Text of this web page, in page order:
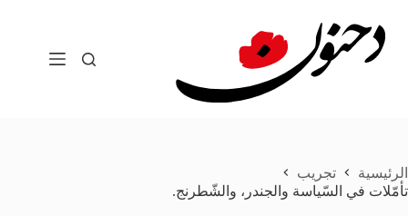
المحتوى
الرئيسية
تجريب
تأمّلات في السّياسة والجندر، والشّطرنج.